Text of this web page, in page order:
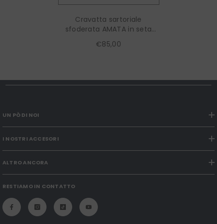
Cravatta sartoriale
sfoderata AMATA in seta
jacquard Celeste
€85,00
UN PÒ DI NOI
I NOSTRI ACCESORI
ALTRO ANCORA
RESTIAMO IN CONTATTO